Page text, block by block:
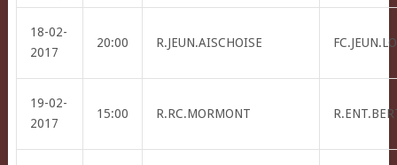
18-02-
2017
20:00 R.JEUN.AISCHOISE
19-02-
2017
15:00 R.RC.MORMONT